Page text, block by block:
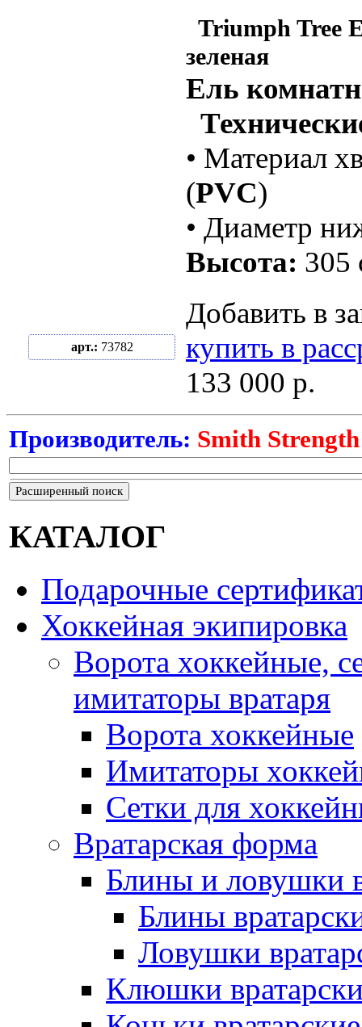
Triumph Tree
зеленая
Ель
• Материал
(PVC)
• Диаметр
Высота: 305
арт.: 73782
Добавить в
купить в
133 000 р.
Производитель: Smith Strength
Расширенный поиск
КАТАЛОГ
Подарочные
Хоккейная экипировка
Ворота хоккейные,
имитаторы вратаря
Ворота хоккейные
Имитаторы
Сетки для
Вратарская форма
Блины и ловушки
Блины
Ловушки
Клюшки